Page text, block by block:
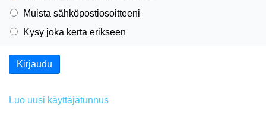
Muista sähköpostiosoitteeni
Kysy joka kerta erikseen
Kirjaudu
Luo uusi käyttäjätunnus